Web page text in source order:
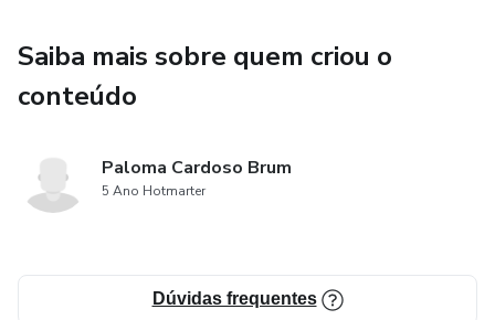
Saiba mais sobre quem criou o
conteúdo
Paloma Cardoso Brum
5 Ano Hotmarter
Dúvidas frequentes